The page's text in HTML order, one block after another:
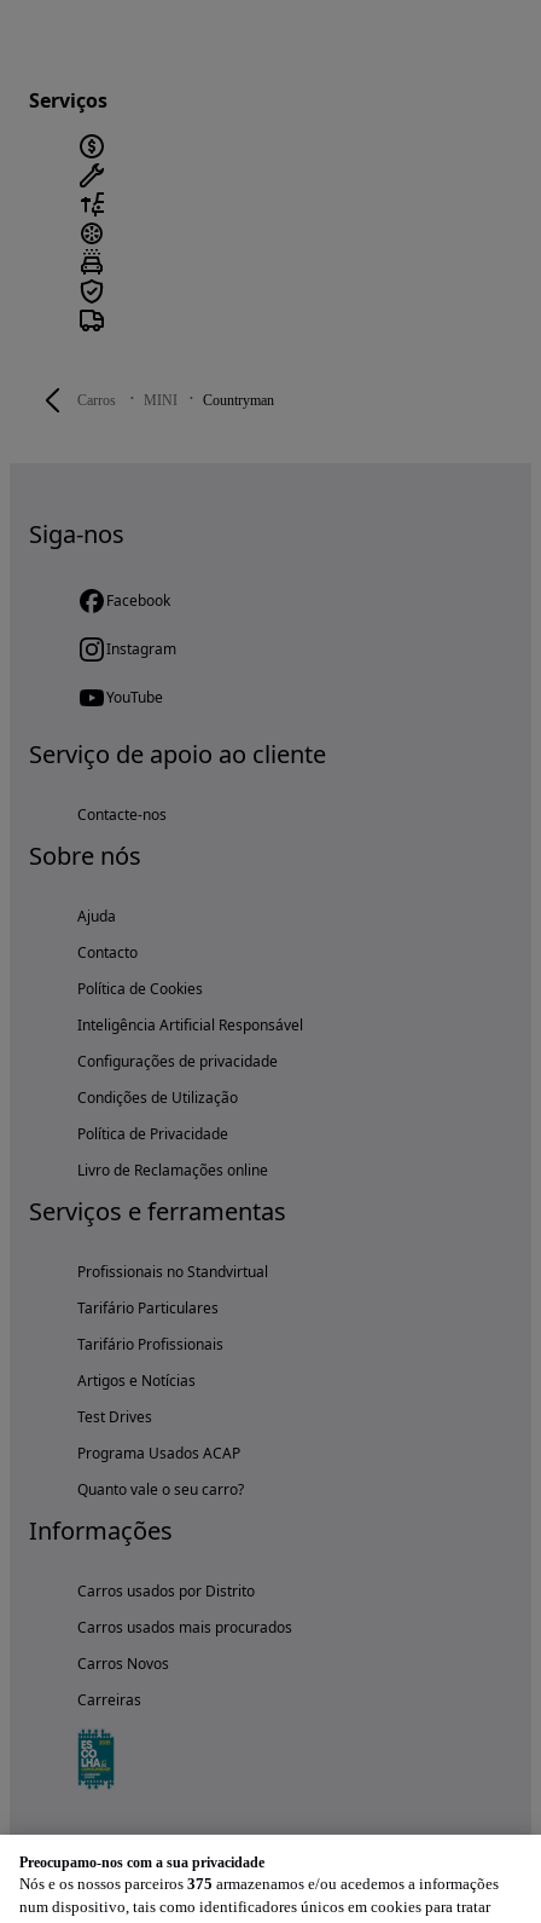
Carros MINI Countryman
Serviços
Siga-nos
Facebook
Instagram
YouTube
Serviço de apoio ao cliente
Contacte-nos
Sobre nós
Ajuda
Contacto
Política de Cookies
Inteligência Artificial Responsável
Configurações de privacidade
Condições de Utilização
Política de Privacidade
Livro de Reclamações online
Serviços e ferramentas
Profissionais no Standvirtual
Tarifário Particulares
Tarifário Profissionais
Artigos e Notícias
Test Drives
Programa Usados ACAP
Quanto vale o seu carro?
Informações
Carros usados por Distrito
Carros usados mais procurados
Carros Novos
Carreiras
Preocupamo-nos com a sua privacidade
Nós e os nossos parceiros 375 armazenamos e/ou acedemos a informações
num dispositivo, tais como identificadores únicos em cookies para tratar